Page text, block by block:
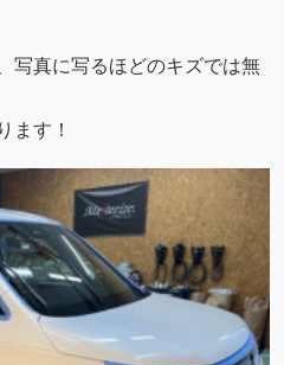
写真に写るほどのキズでは無
ます！